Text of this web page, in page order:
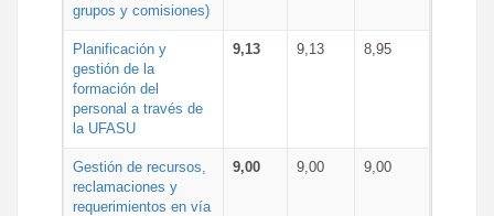
grupos y comisiones)
Planificación y
gestión de la
formación del
personal a través de
la UFASU
9,13 9,13 8,95
Gestión de recursos,
reclamaciones y
requerimientos en vía
9,00 9,00 9,00